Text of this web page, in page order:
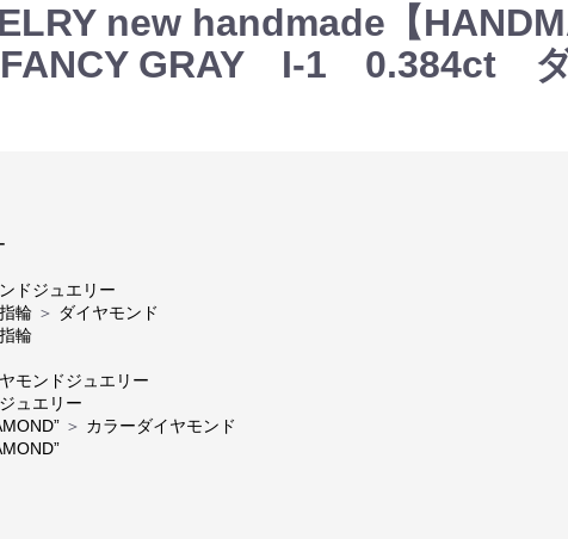
new handmade【
GRAY I-1 0.384ct
ドジュエリー
輪 ＞ ダイヤモンド
輪
モンドジュエリー
ュエリー
＞ カラーダイヤモンド